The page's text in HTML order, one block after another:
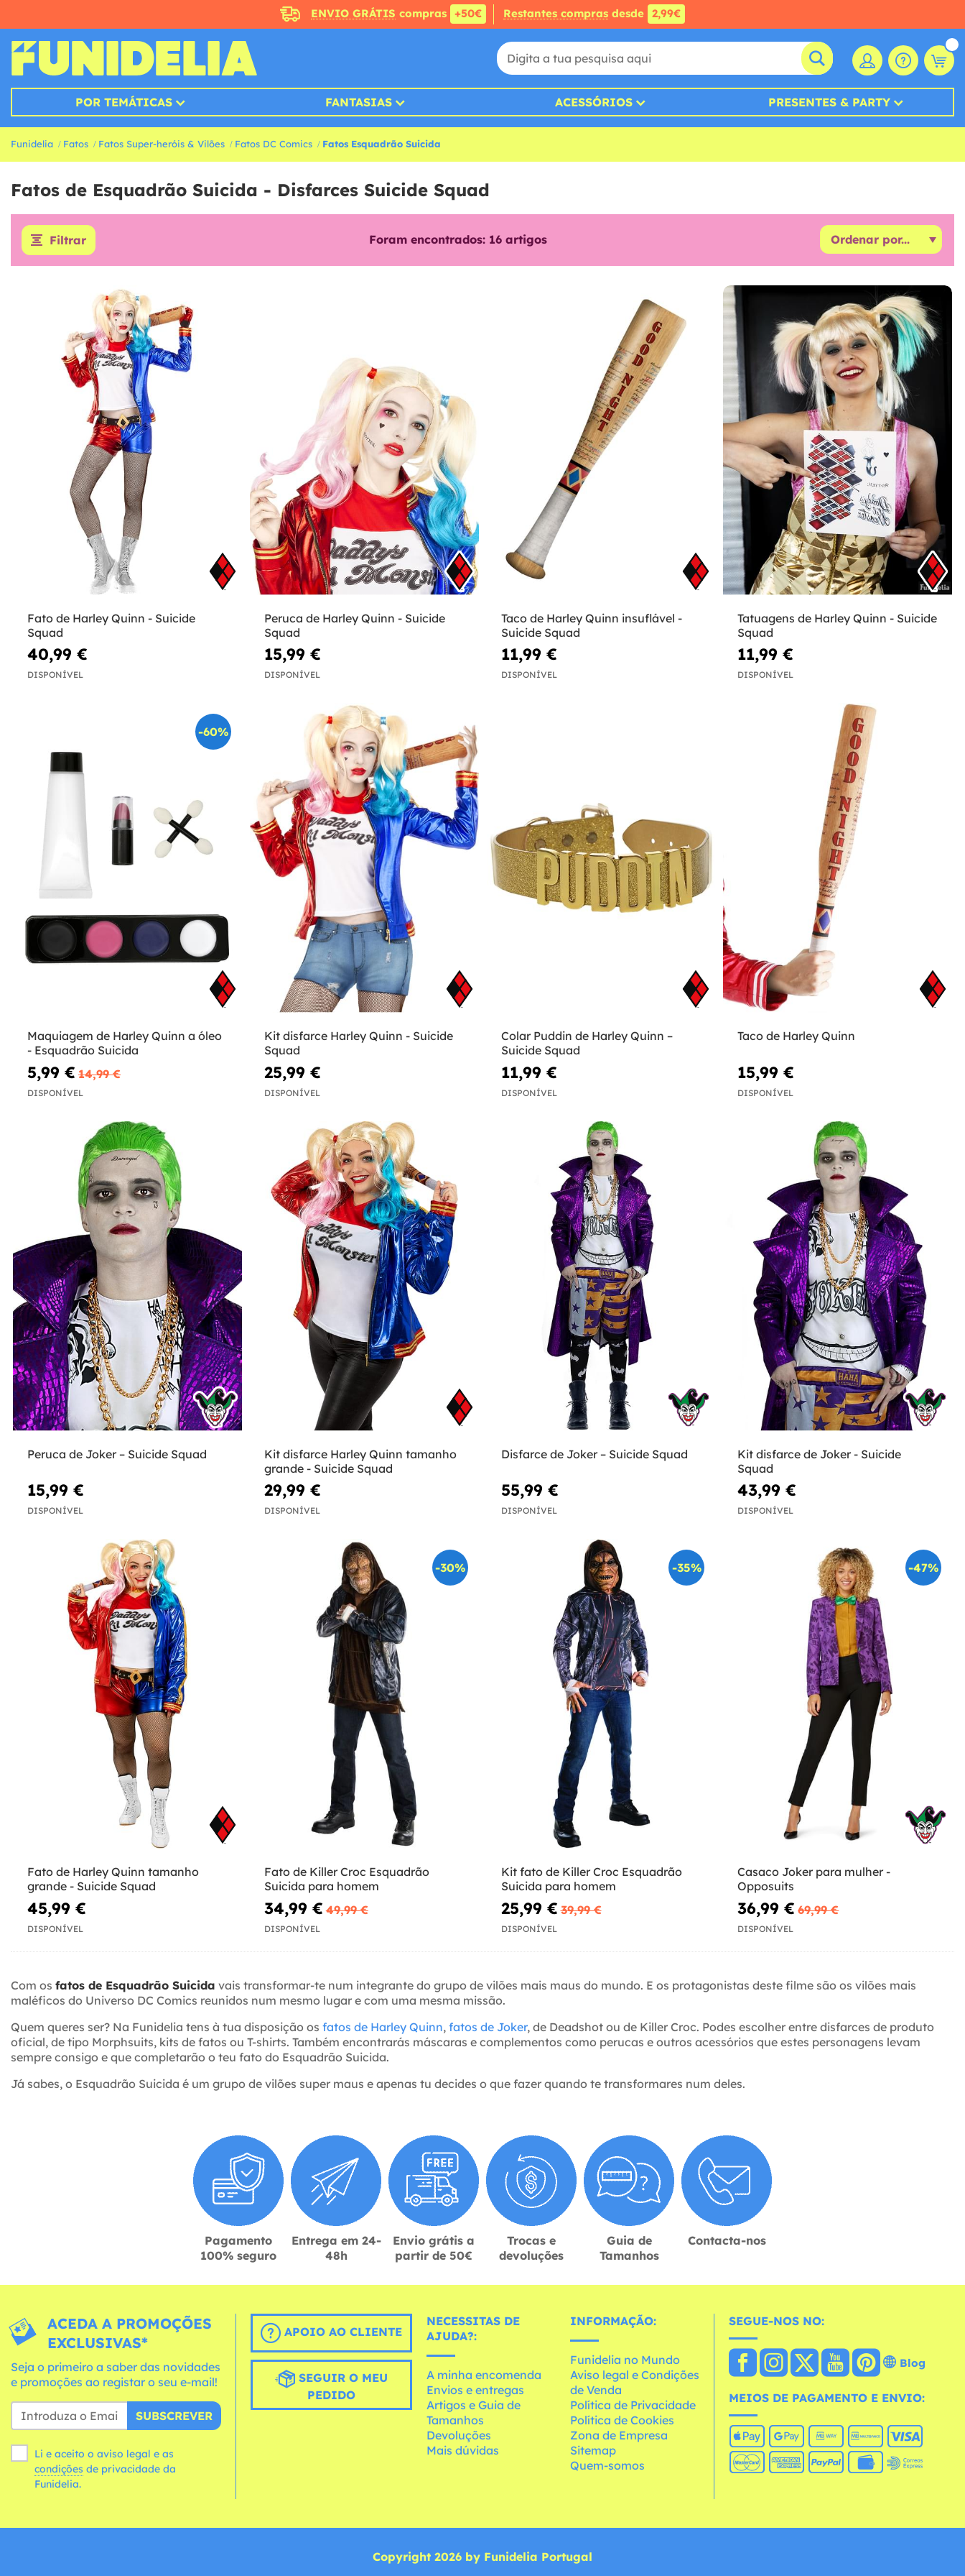
ENVIO GRÁTIS compras +50€ Restantes compras desde 2,99€
POR TEMÁTICAS FANTASIAS ACESSÓRIOS PRESENTES & PARTY
Funidelia Fatos Fatos Super-heróis & Vilões Fatos DC Comics Fatos Esquadrão Suicida
Fatos de Esquadrão Suicida - Disfarces Suicide Squad
Filtrar Foram encontrados: 16artigos
Fato de Harley Quinn - Suicide
Squad
40,99 €
DISPONÍVEL
Peruca de Harley Quinn - Suicide
Squad
15,99 €
DISPONÍVEL
Taco de Harley Quinn insuflável -
Suicide Squad
11,99 €
DISPONÍVEL
Tatuagens de Harley Quinn - Suicide
Squad
11,99 €
DISPONÍVEL
-60%
Maquiagem de Harley Quinn a óleo
- Esquadrão Suicida
5,99 € 14,99 €
DISPONÍVEL
Kit disfarce Harley Quinn - Suicide
Squad
25,99 €
DISPONÍVEL
Colar Puddin de Harley Quinn –
Suicide Squad
11,99 €
DISPONÍVEL
Taco de Harley Quinn
15,99 €
DISPONÍVEL
Peruca de Joker – Suicide Squad
15,99 €
DISPONÍVEL
Kit disfarce Harley Quinn tamanho
grande - Suicide Squad
29,99 €
DISPONÍVEL
Disfarce de Joker – Suicide Squad
55,99 €
DISPONÍVEL
Kit disfarce de Joker - Suicide
Squad
43,99 €
DISPONÍVEL
Fato de Harley Quinn tamanho
grande - Suicide Squad
45,99 €
DISPONÍVEL
-30%
Fato de Killer Croc Esquadrão
Suicida para homem
34,99 € 49,99 €
DISPONÍVEL
-35%
Kit fato de Killer Croc Esquadrão
Suicida para homem
25,99 € 39,99 €
DISPONÍVEL
-47%
Casaco Joker para mulher -
Opposuits
36,99 € 69,99 €
DISPONÍVEL
Com os fatos de Esquadrão Suicida vais transformar-te num integrante do grupo de vilões mais maus do mundo. E os protagonistas deste filme são os vilões mais
maléficos do Universo DC Comics reunidos num mesmo lugar e com uma mesma missão.
Quem queres ser? Na Funidelia tens à tua disposição os fatos de Harley Quinn, fatos de Joker, de Deadshot ou de Killer Croc. Podes escolher entre disfarces de produto
oficial, de tipo Morphsuits, kits de fatos ou T-shirts. Também encontrarás máscaras e complementos como perucas e outros acessórios que estes personagens levam
sempre consigo e que completarão o teu fato do Esquadrão Suicida.
Já sabes, o Esquadrão Suicida é um grupo de vilões super maus e apenas tu decides o que fazer quando te transformares num deles.
Pagamento
100% seguro
Entrega em 24-
48h
Envio grátis a
partir de 50€
Trocas e
devoluções
Guia de
Tamanhos
Contacta-nos
ACEDA A PROMOÇÕES
EXCLUSIVAS*
Seja o primeiro a saber das novidades
e promoções ao registar o seu e-mail!
SUBSCREVER
Li e aceito o aviso legal e as
condições
Funidelia.
APOIO AO CLIENTE
SEGUIR O MEU
PEDIDO
NECESSITAS DE
AJUDA?:
A minha encomenda
Envios e entregas
Artigos e Guia de
Tamanhos
Devoluções
Mais dúvidas
INFORMAÇÃO:
Funidelia no Mundo
Aviso legal e Condições
de Venda
Política de Privacidade
Política de Cookies
Zona de Empresa
Sitemap
Quem-somos
SEGUE-NOS NO:
Blog
MEIOS DE PAGAMENTO E ENVIO:
Copyright 2026 by Funidelia Portugal